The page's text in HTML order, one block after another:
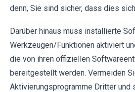
denn, Sie sind sicher, dass dies
Darüber hinaus muss installierte
Werkzeugen/Funktionen aktiviert
die von ihren offiziellen
bereitgestellt werden. Vermeiden
Aktivierungsprogramme Dritter und